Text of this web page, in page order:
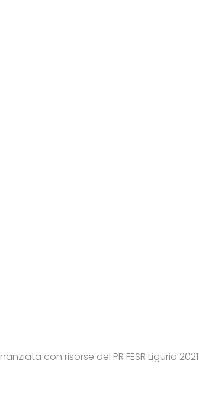
con risorse del PR FESR Liguria